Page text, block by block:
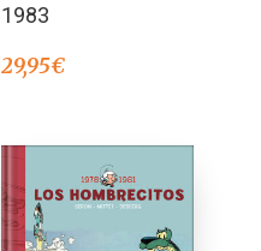
1983
29,95€